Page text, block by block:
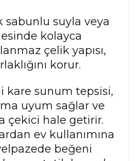
sabunlu suyla veya
kolayca
çelik yapısı,
korur.
kare sunum tepsisi,
uyum sağlar ve
çekici hale getirir.
ev kullanımına
beğeni